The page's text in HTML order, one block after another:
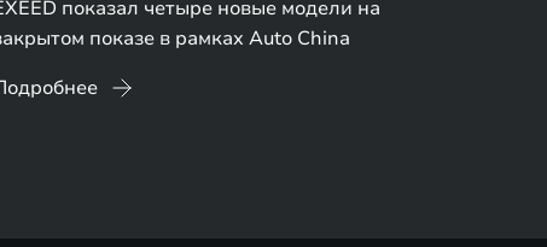
показал четыре новые модели на
показе в рамках Auto China